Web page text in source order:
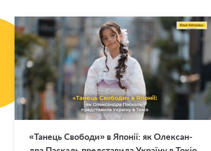
«Та­нець Сво­бо­ди» в Япо­нії: як Оле­ксан­